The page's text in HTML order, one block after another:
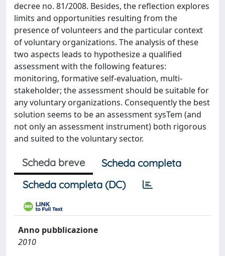
decree no. 81/2008. Besides, the reflection explores
limits and opportunities resulting from the
presence of volunteers and the particular context
of voluntary organizations. The analysis of these
two aspects leads to hypothesize a qualified
assessment with the following features:
monitoring, formative self-evaluation, multi-
stakeholder; the assessment should be suitable for
any voluntary organizations. Consequently the best
solution seems to be an assessment sysTem (and
not only an assessment instrument) both rigorous
and suited to the voluntary sector.
Scheda breve
Scheda completa
Scheda completa (DC)
Anno pubblicazione
2010